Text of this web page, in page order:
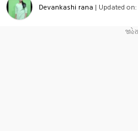
Devankashi rana | Updated on: